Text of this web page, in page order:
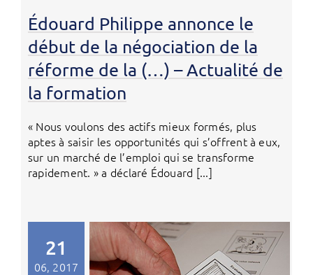
Édouard Philippe annonce le
début de la négociation de la
réforme de la (…) – Actualité de
la formation
« Nous voulons des actifs mieux formés, plus
aptes à saisir les opportunités qui s’offrent à eux,
sur un marché de l’emploi qui se transforme
rapidement. » a déclaré Édouard [...]
21
06, 2017